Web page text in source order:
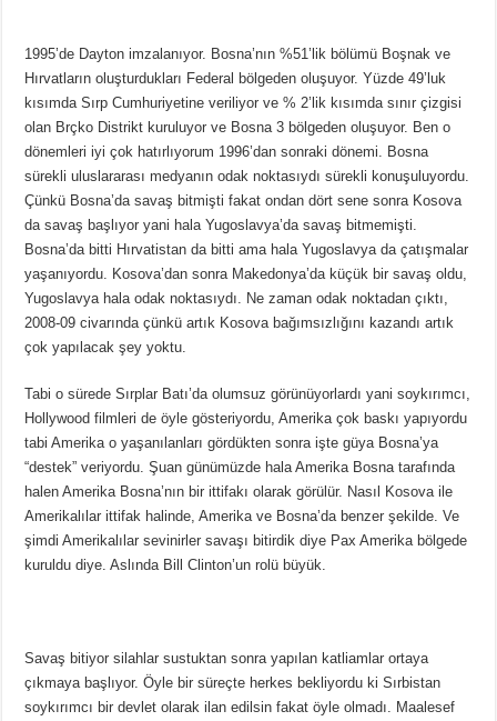
1995’de Dayton imzalanıyor. Bosna’nın %51’lik bölümü Boşnak ve
Hırvatların oluşturdukları Federal bölgeden oluşuyor. Yüzde 49’luk
kısımda Sırp Cumhuriyetine veriliyor ve % 2’lik kısımda sınır çizgisi
olan Brçko Distrikt kuruluyor ve Bosna 3 bölgeden oluşuyor. Ben o
dönemleri iyi çok hatırlıyorum 1996’dan sonraki dönemi. Bosna
sürekli uluslararası medyanın odak noktasıydı sürekli konuşuluyordu.
Çünkü Bosna’da savaş bitmişti fakat ondan dört sene sonra Kosova
da savaş başlıyor yani hala Yugoslavya’da savaş bitmemişti.
Bosna’da bitti Hırvatistan da bitti ama hala Yugoslavya da çatışmalar
yaşanıyordu. Kosova’dan sonra Makedonya’da küçük bir savaş oldu,
Yugoslavya hala odak noktasıydı. Ne zaman odak noktadan çıktı,
2008-09 civarında çünkü artık Kosova bağımsızlığını kazandı artık
çok yapılacak şey yoktu.
Tabi o sürede Sırplar Batı’da olumsuz görünüyorlardı yani soykırımcı,
Hollywood filmleri de öyle gösteriyordu, Amerika çok baskı yapıyordu
tabi Amerika o yaşanılanları gördükten sonra işte güya Bosna’ya
“destek” veriyordu. Şuan günümüzde hala Amerika Bosna tarafında
halen Amerika Bosna’nın bir ittifakı olarak görülür. Nasıl Kosova ile
Amerikalılar ittifak halinde, Amerika ve Bosna’da benzer şekilde. Ve
şimdi Amerikalılar sevinirler savaşı bitirdik diye Pax Amerika bölgede
kuruldu diye. Aslında Bill Clinton’un rolü büyük.
Savaş bitiyor silahlar sustuktan sonra yapılan katliamlar ortaya
çıkmaya başlıyor. Öyle bir süreçte herkes bekliyordu ki Sırbistan
soykırımcı bir devlet olarak ilan edilsin fakat öyle olmadı. Maalesef